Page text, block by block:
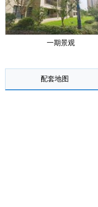
一期景观
配套地图